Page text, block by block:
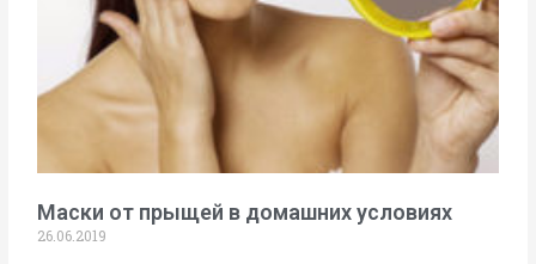
Маски от прыщей в домашних условиях
26.06.2019